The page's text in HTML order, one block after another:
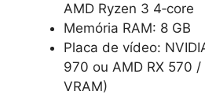
AMD Ryzen 3 4‑core
Memória RAM: 8 GB
Placa de vídeo:
970 ou AMD RX 570 /
VRAM)